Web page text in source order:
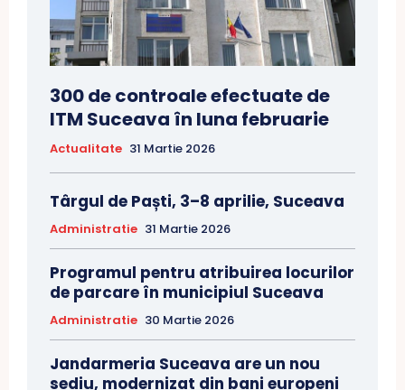
300 de controale efectuate de
ITM Suceava în luna februarie
Actualitate 31 Martie 2026
Târgul de Paști, 3–8 aprilie, Suceava
Administratie 31 Martie 2026
Programul pentru atribuirea locurilor
de parcare în municipiul Suceava
Administratie 30 Martie 2026
Jandarmeria Suceava are un nou
sediu, modernizat din bani europeni